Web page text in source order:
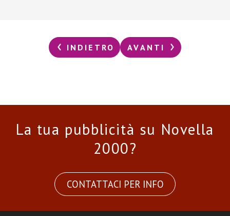
INDIETRO AVANTI
La tua pubblicità su Novella
2000?
CONTATTACI PER INFO